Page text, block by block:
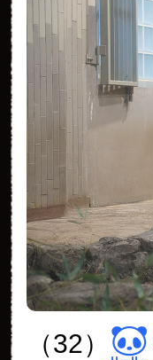
（32）